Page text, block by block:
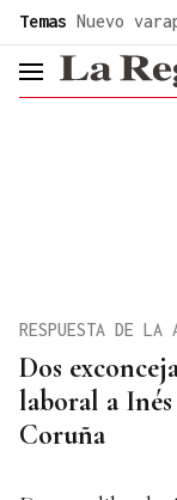
Temas Nuevo
header.menu.open
Dos
laboral a
Coruña
RESPUESTA DE LA